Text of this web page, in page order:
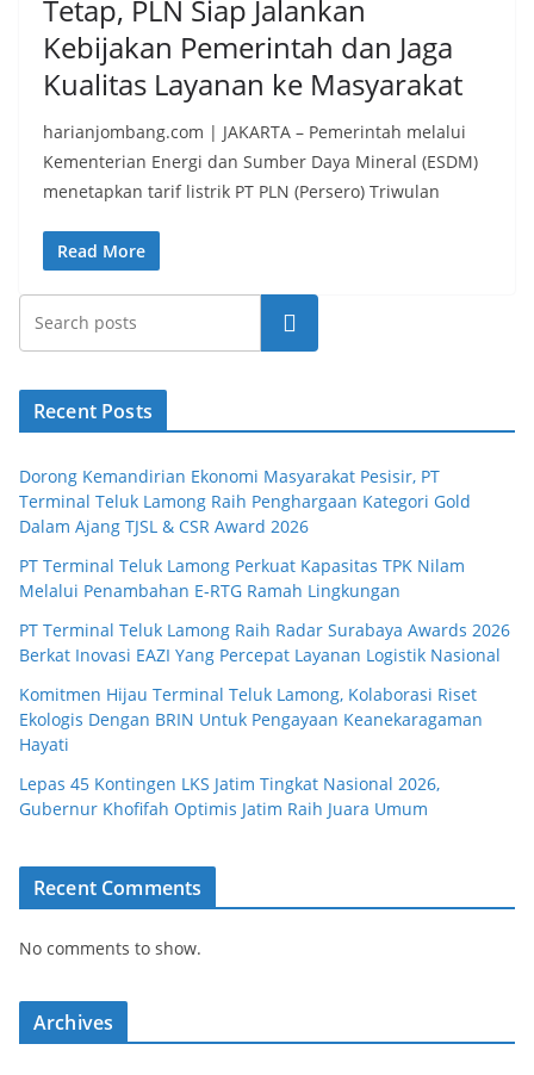
Tetap, PLN Siap Jalankan
Kebijakan Pemerintah dan Jaga
Kualitas Layanan ke Masyarakat
harianjombang.com | JAKARTA – Pemerintah melalui
Kementerian Energi dan Sumber Daya Mineral (ESDM)
menetapkan tarif listrik PT PLN (Persero) Triwulan
Read More
Search
Recent Posts
Dorong Kemandirian Ekonomi Masyarakat Pesisir, PT
Terminal Teluk Lamong Raih Penghargaan Kategori Gold
Dalam Ajang TJSL & CSR Award 2026
PT Terminal Teluk Lamong Perkuat Kapasitas TPK Nilam
Melalui Penambahan E-RTG Ramah Lingkungan
PT Terminal Teluk Lamong Raih Radar Surabaya Awards 2026
Berkat Inovasi EAZI Yang Percepat Layanan Logistik Nasional
Komitmen Hijau Terminal Teluk Lamong, Kolaborasi Riset
Ekologis Dengan BRIN Untuk Pengayaan Keanekaragaman
Hayati
Lepas 45 Kontingen LKS Jatim Tingkat Nasional 2026,
Gubernur Khofifah Optimis Jatim Raih Juara Umum
Recent Comments
No comments to show.
Archives